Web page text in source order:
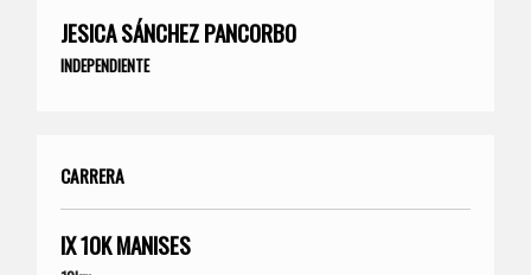
JESICA SÁNCHEZ PANCORBO
INDEPENDIENTE
CARRERA
IX 10K MANISES